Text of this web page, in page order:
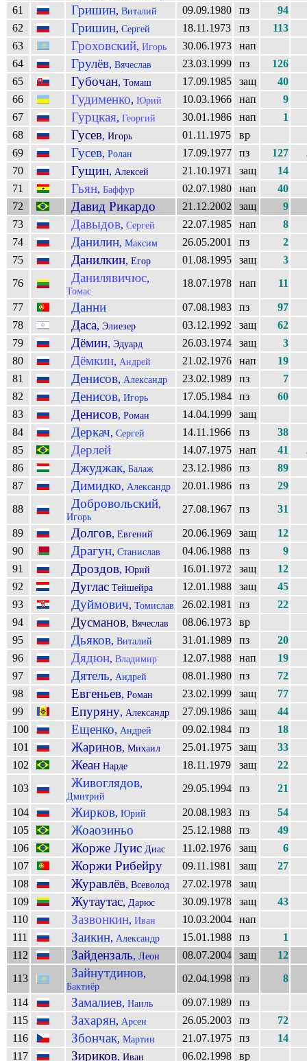
61
Гришин, Виталий 09.09.1980 пз
94
62
Гришин, Сергей 18.11.1973 пз 113
63
Гроховский, Игорь 30.06.1973
нап
64
Грулёв, Вячеслав 23.03.1999 пз 126
65
Губочан, Томаш 17.09.1985 защ
40
66
Гудименко, Юрий 10.03.1966 нап
9
67
Гурцкая, Георгий 30.01.1986 нап
1
68
Гусев, Игорь 01.11.1975
вр
69
Гусев, Ролан 17.09.1977 пз 127
70
Гущин, Алексей 21.10.1971 защ
14
71
Гьян, Баффур 02.07.1980 нап
40
72
Давид Рикардо 21.12.2002 защ
9
73
Давыдов, Сергей 22.07.1985 нап
8
74
Данилин, Максим 26.05.2001 пз
2
75
Данилкин, Егор 01.08.1995 защ
3
76
Данилявичюс,
Томас
18.07.1978 нап 11
77 Данни 07.08.1983 пз 97
78
Даса, Элиезер 03.12.1992 защ
62
79
Дёмин, Эдуард 26.03.1974 защ
3
80
Дёмкин, Андрей 21.02.1976 нап
19
81
Денисов, Александр 23.02.1989 пз
7
82
Денисов, Игорь 17.05.1984 пз
60
83
Денисов, Роман 14.04.1999
защ
84
Деркач, Сергей 14.11.1966 пз
38
85
Дерлей 14.07.1975 нап 41
86
Джуджак, Балаж 23.12.1986 пз 89
87
Димидко, Александр 20.01.1986 пз
29
88
Добровольский,
Игорь
27.08.1967 пз 31
89 Долгов, Евгений 20.06.1969 защ
12
90
Драгун, Станислав 04.06.1988 пз
9
91
Дроздов, Юрий 16.01.1972 защ
12
92
ДугласТейшейра 12.01.1988 защ
45
93
Дуймович, Томислав 26.02.1981 пз
22
94
Дусманов, Вячеслав 08.06.1973
вр
95
Дьяков, Виталий 31.01.1989 пз
20
96
Дядюн, Владимир 12.07.1988 нап
19
97
Дятель, Андрей 08.01.1980 пз 72
98
Евгеньев, Роман 23.02.1999 защ
77
99
Епуряну, Александр 27.09.1986 защ
44
100
Ещенко, Андрей 09.02.1984 пз
18
101
Жаринов, Михаил 25.01.1975 защ
33
102
ЖеанНарде 18.11.1979 защ
22
103
Живоглядов,
Дмитрий
29.05.1994 пз 21
104 Жирков, Юрий 20.08.1983 пз
54
105
Жоаозиньо 25.12.1988 пз
49
106
Жорже ЛуисДиас 11.02.1976 защ
6
107
Жоржи Рибейру 09.11.1981 защ
27
108
Журавлёв, Всеволод 27.02.1978
защ
109
Жутаутас, Дарюс 30.09.1978 защ
43
110
Зазвонкин, Иван 10.03.2004
нап
111
Заикин, Александр 15.01.1988 пз
1
112
Зайдензаль, Леон 08.07.2004 защ
12
113
Зайнутдинов,
Бактиёр
02.04.1998 пз 8
114 Замалиев, Наиль 09.07.1989
пз
115
Захарян, Арсен 26.05.2003 пз 72
116
Збончак, Мартин 21.07.1975 пз
14
117
Зириков, Иван 06.02.1998 вр